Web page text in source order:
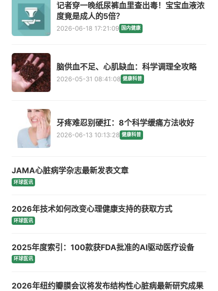
记者穿一晚纸尿裤血里查出毒！宝宝血液浓
度竟是成人的5倍？
2026-06-18 17:21:09 国内健康
脑供血不足、心肌缺血：科学调理全攻略
2026-05-31 08:41:08 健康科普
牙疼难忍别硬扛：8个科学缓痛方法收好
2026-06-13 10:13:28 健康科普
JAMA心脏病学杂志最新发表文章
环球医讯
2026年技术如何改变心理健康支持的获取方式
环球医讯
2025年度索引：100款获FDA批准的AI驱动医疗设备
环球医讯
2026年纽约瓣膜会议将发布结构性心脏病最新研究成果